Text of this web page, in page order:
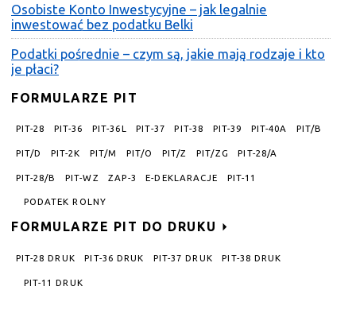
Osobiste Konto Inwestycyjne – jak legalnie
inwestować bez podatku Belki
Podatki pośrednie – czym są, jakie mają rodzaje i kto
je płaci?
FORMULARZE PIT
PIT-28 PIT-36 PIT-36L PIT-37 PIT-38 PIT-39 PIT-40A PIT/B
PIT/D PIT-2K PIT/M PIT/O PIT/Z PIT/ZG PIT-28/A
PIT-28/B PIT-WZ ZAP-3 E-DEKLARACJE PIT-11
PODATEK ROLNY
FORMULARZE PIT DO DRUKU
PIT-28 DRUK PIT-36 DRUK PIT-37 DRUK PIT-38 DRUK
PIT-11 DRUK